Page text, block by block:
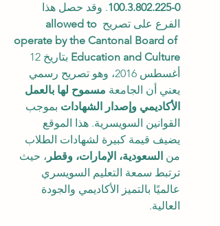
100.3.802.225-0. وقد حصل هذا
الفرع على تصريح allowed to
operate by the Cantonal Board of
Education and Culture
أغسطس 2016، وهو تصريح رسمي
يعني أن الجامعة مسموح لها بالعمل
الأكاديمي وإصدار الشهادات بموجب
القوانين السويسرية. هذا الموقع
يضيف قيمة كبيرة لشهادات الطلاب
من السعودية، الإمارات، وقطر ، حيث
ترتبط سمعة التعليم السويسري
عالميًا بالتميز الأكاديمي والجودة
العالية.